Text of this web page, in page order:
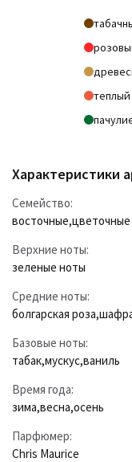
Характеристики
Семейство:
восточные,цветочные
Верхние ноты:
зеленые ноты
Средние ноты:
болгарская роза,
Базовые ноты:
табак,мускус,ваниль
Время года:
зима,весна,осень
Парфюмер:
Chris Maurice